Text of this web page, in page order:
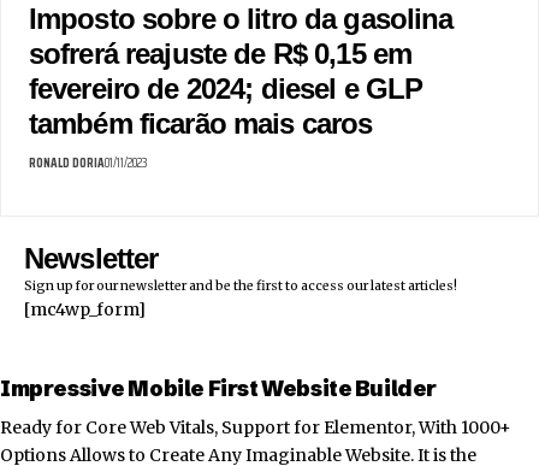
Imposto sobre o litro da gasolina
sofrerá reajuste de R$ 0,15 em
fevereiro de 2024; diesel e GLP
também ficarão mais caros
RONALD DORIA01/11/2023
Newsletter
Sign up for our newsletter and be the first to access our latest articles!
[mc4wp_form]
Impressive Mobile First Website Builder
Ready for Core Web Vitals, Support for Elementor, With 1000+
Options Allows to Create Any Imaginable Website. It is the